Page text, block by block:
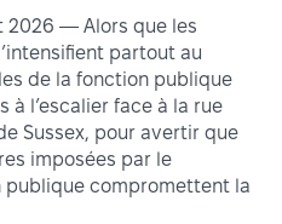
2026 — Alors que les
partout au
de la fonction publique
à l’escalier face à la rue
Sussex, pour avertir que
imposées par le
publique compromettent la